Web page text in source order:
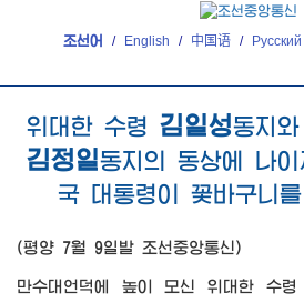
조선어 / English / 中国语 / Русский
위대한 수령 김일성동지와
김정일동지의
동상에 나이
국 대통령이 꽃바구니
(평양 7월 9일발 조선중앙통신)
만수대언덕에 높이 모신 위대한 수령